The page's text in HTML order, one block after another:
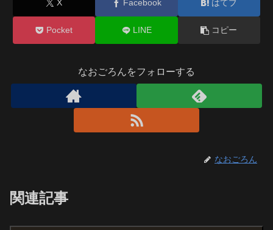
X Facebook はてブ
Pocket LINE コピー
なおごろんをフォローする
なおごろん
関連記事